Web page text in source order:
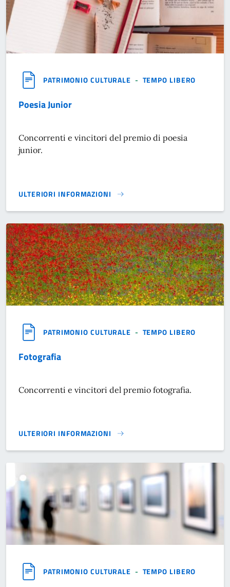
PATRIMONIO CULTURALE - TEMPO LIBERO
Poesia Junior
Concorrenti e vincitori del premio di poesia
junior.
ULTERIORI INFORMAZIONI
POESIA JUNIOR}
PATRIMONIO CULTURALE - TEMPO LIBERO
Fotografia
Concorrenti e vincitori del premio fotografia.
ULTERIORI INFORMAZIONI
FOTOGRAFIA}
PATRIMONIO CULTURALE - TEMPO LIBERO